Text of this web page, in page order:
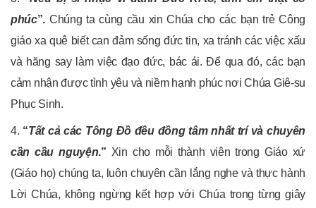
phúc”. Chúng ta cùng cầu xin Chúa cho các bạn trẻ Công
giáo xa quê biết can đảm sống đức tin, xa tránh các việc xấu
và hăng say làm việc đạo đức, bác ái. Để qua đó, các bạn
cảm nhận được tình yêu và niềm hạnh phúc nơi Chúa Giê-su
Phục Sinh.
4. “Tất cả các Tông Đồ đều đồng tâm nhất trí và chuyên
cần cầu nguyện.” Xin cho mỗi thành viên trong Giáo xứ
(Giáo họ) chúng ta, luôn chuyên cần lắng nghe và thực hành
Lời Chúa, không ngừng kết hợp với Chúa trong từng giây